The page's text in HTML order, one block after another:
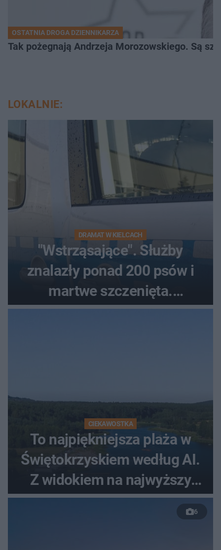
OSTATNIA DROGA DZIENNIKARZA
Tak pożegnają Andrzeja Morozowskiego. Są
LOKALNIE:
DRAMAT W KIELCACH
"Wstrząsające". Służby
znalazły ponad 200 psów i
martwe szczenięta.
Zatrzymano 35-latka
CIEKAWOSTKA
To najpiękniejsza plaża w
Świętokrzyskiem według AI.
Z widokiem na najwyższy
szczyt Gór Świętokrzyskich
6